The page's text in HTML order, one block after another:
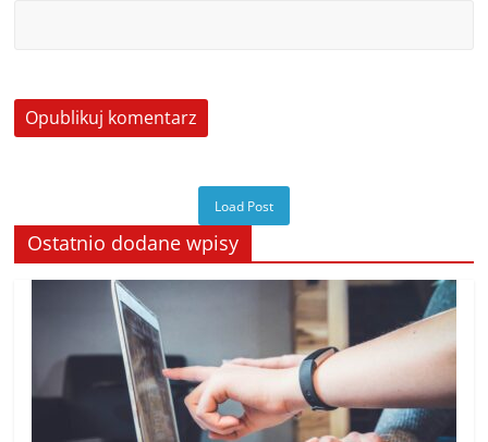
Load Post
Ostatnio dodane wpisy